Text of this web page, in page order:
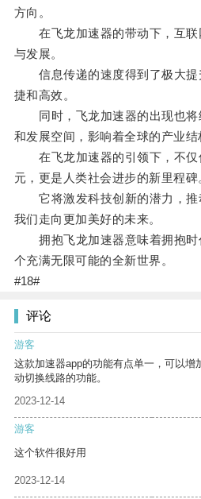
方向。
在飞龙加速器的带动下，互联
与发展。
信息传递的速度得到了极大提
捷和高效。
同时，飞龙加速器的出现也将
和发展空间，影响着全球的产业结
在飞龙加速器的引领下，不仅
元，更是人类社会进步的新里程碑
它将激发科技创新的潜力，推
我们走向更加美好的未来。
拥抱飞龙加速器意味着拥抱时
个充满无限可能的全新世界。
#18#
评论
游客
这款加速器app的功能有点单一，可以增
动切换线路的功能。
2023-12-14
游客
这个软件很好用
2023-12-14